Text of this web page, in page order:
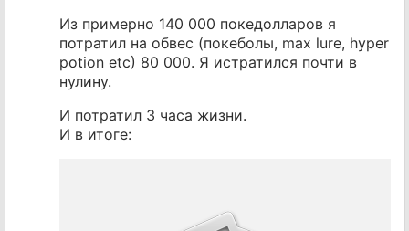
Из примерно 140 000 покедолларов я
потратил на обвес (покеболы, max lure, hyper
potion etc) 80 000. Я истратился почти в
нулину.
И потратил 3 часа жизни.
И в итоге: